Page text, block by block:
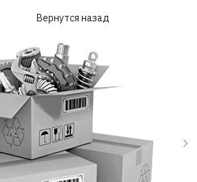
Вернутся назад